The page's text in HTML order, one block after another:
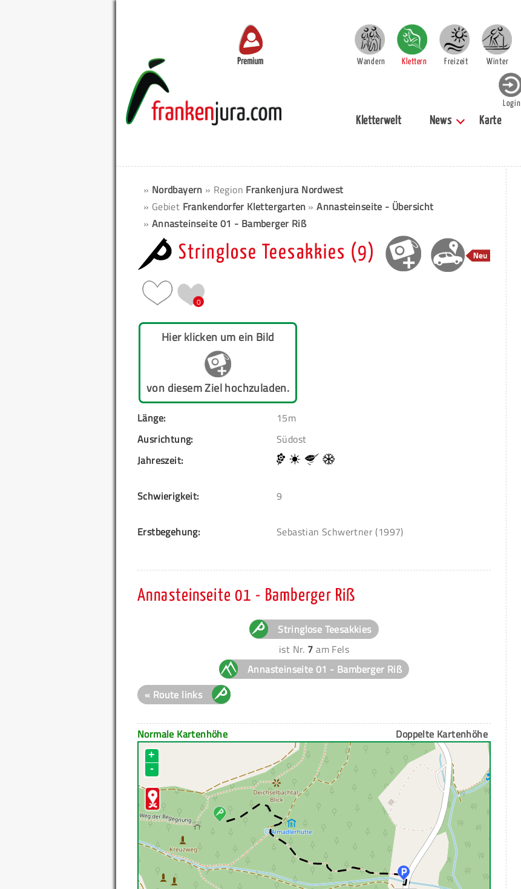
Premium Wandern Klettern Freizeit Winter
Login
Kletterwelt News Karte
» Nordbayern » Region Frankenjura Nordwest
» Gebiet Frankendorfer Klettergarten »Annasteinseite - Übersicht
» Annasteinseite 01 - Bamberger Riß
Stringlose Teesakkies (9)
0
Hier klicken um ein Bild
von diesem Ziel hochzuladen.
Länge:
15m
Ausrichtung:
Südost
Jahreszeit:
Schwierigkeit: 9
Erstbegehung: Sebastian Schwertner (1997)
Annasteinseite 01 - Bamberger Riß
Stringlose Teesakkies
ist Nr. 7 am Fels
Annasteinseite 01 - Bamberger Riß
« Route links
Normale Kartenhöhe Doppelte Kartenhöhe
+
-